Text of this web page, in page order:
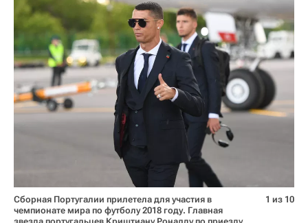
Сборная Португалии прилетела для участия в
чемпионате мира по футболу 2018 году. Главная
1 из 10